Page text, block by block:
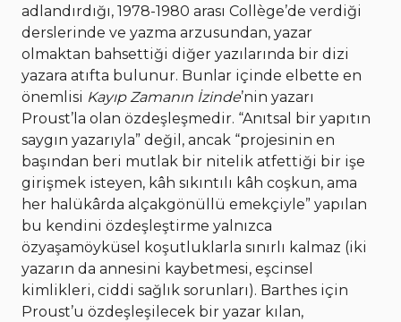
adlandırdığı, 1978-1980 arası Collège’de verdiği
derslerinde ve yazma arzusundan, yazar
olmaktan bahsettiği diğer yazılarında bir dizi
yazara atıfta bulunur. Bunlar içinde elbette en
önemlisi Kayıp Zamanın İzinde’nin yazarı
Proust’la olan özdeşleşmedir. “Anıtsal bir yapıtın
saygın yazarıyla” değil, ancak “projesinin en
başından beri mutlak bir nitelik atfettiği bir işe
girişmek isteyen, kâh sıkıntılı kâh coşkun, ama
her halükârda alçakgönüllü emekçiyle” yapılan
bu kendini özdeşleştirme yalnızca
özyaşamöyküsel koşutluklarla sınırlı kalmaz (iki
yazarın da annesini kaybetmesi, eşcinsel
kimlikleri, ciddi sağlık sorunları). Barthes için
Proust’u özdeşleşilecek bir yazar kılan,